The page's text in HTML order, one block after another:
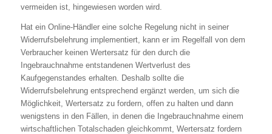
vermeiden ist, hingewiesen worden wird.
Hat ein Online-Händler eine solche Regelung nicht in seiner
Widerrufsbelehrung implementiert, kann er im Regelfall von dem
Verbraucher keinen Wertersatz für den durch die
Ingebrauchnahme entstandenen Wertverlust des
Kaufgegenstandes erhalten. Deshalb sollte die
Widerrufsbelehrung entsprechend ergänzt werden, um sich die
Möglichkeit, Wertersatz zu fordern, offen zu halten und dann
wenigstens in den Fällen, in denen die Ingebrauchnahme einem
wirtschaftlichen Totalschaden gleichkommt, Wertersatz fordern